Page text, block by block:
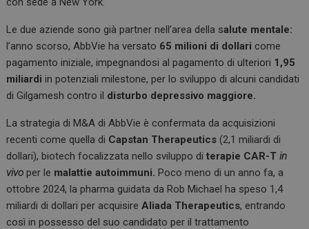
Le due aziende sono già partner nell’area della salute mentale:
l’anno scorso, AbbVie ha versato 65 milioni di dollari come
pagamento iniziale, impegnandosi al pagamento di ulteriori 1,95
miliardi in potenziali milestone, per lo sviluppo di alcuni candidati
di Gilgamesh contro il disturbo depressivo maggiore.
La strategia di M&A di AbbVie è confermata da acquisizioni
recenti come quella di Capstan Therapeutics (2,1 miliardi di
dollari), biotech focalizzata nello sviluppo diterapie CAR-Tin
vivo per le malattie autoimmuni. Poco meno di un anno fa, a
ottobre 2024, la pharma guidata da Rob Michael ha speso 1,4
miliardi di dollari per acquisireAliada Therapeutics, entrando
così in possesso del suo candidato per il trattamento